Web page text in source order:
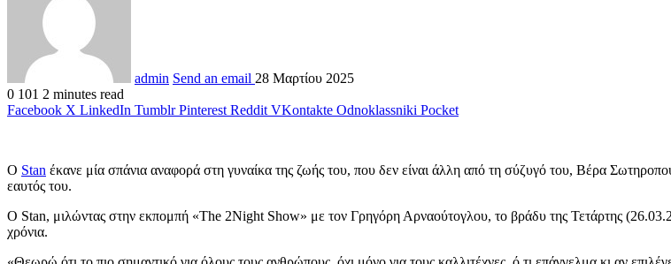
admin Send an email 28 Μαρτίου 2025
0 101 2 minutes read
Facebook X LinkedIn Tumblr Pinterest Reddit VKontakte Odnoklassniki Pocket
Ο Stan έκανε μία σπάνια αναφορά στη γυναίκα της ζωής του, που δεν είναι άλλη από τη σύζυγό του, Βέρα
εαυτός του.
Ο Stan, μιλώντας στην εκπομπή «The 2Night Show» με τον Γρηγόρη Αρναούτογλου, το βράδυ της Τετάρτης
χρόνια.